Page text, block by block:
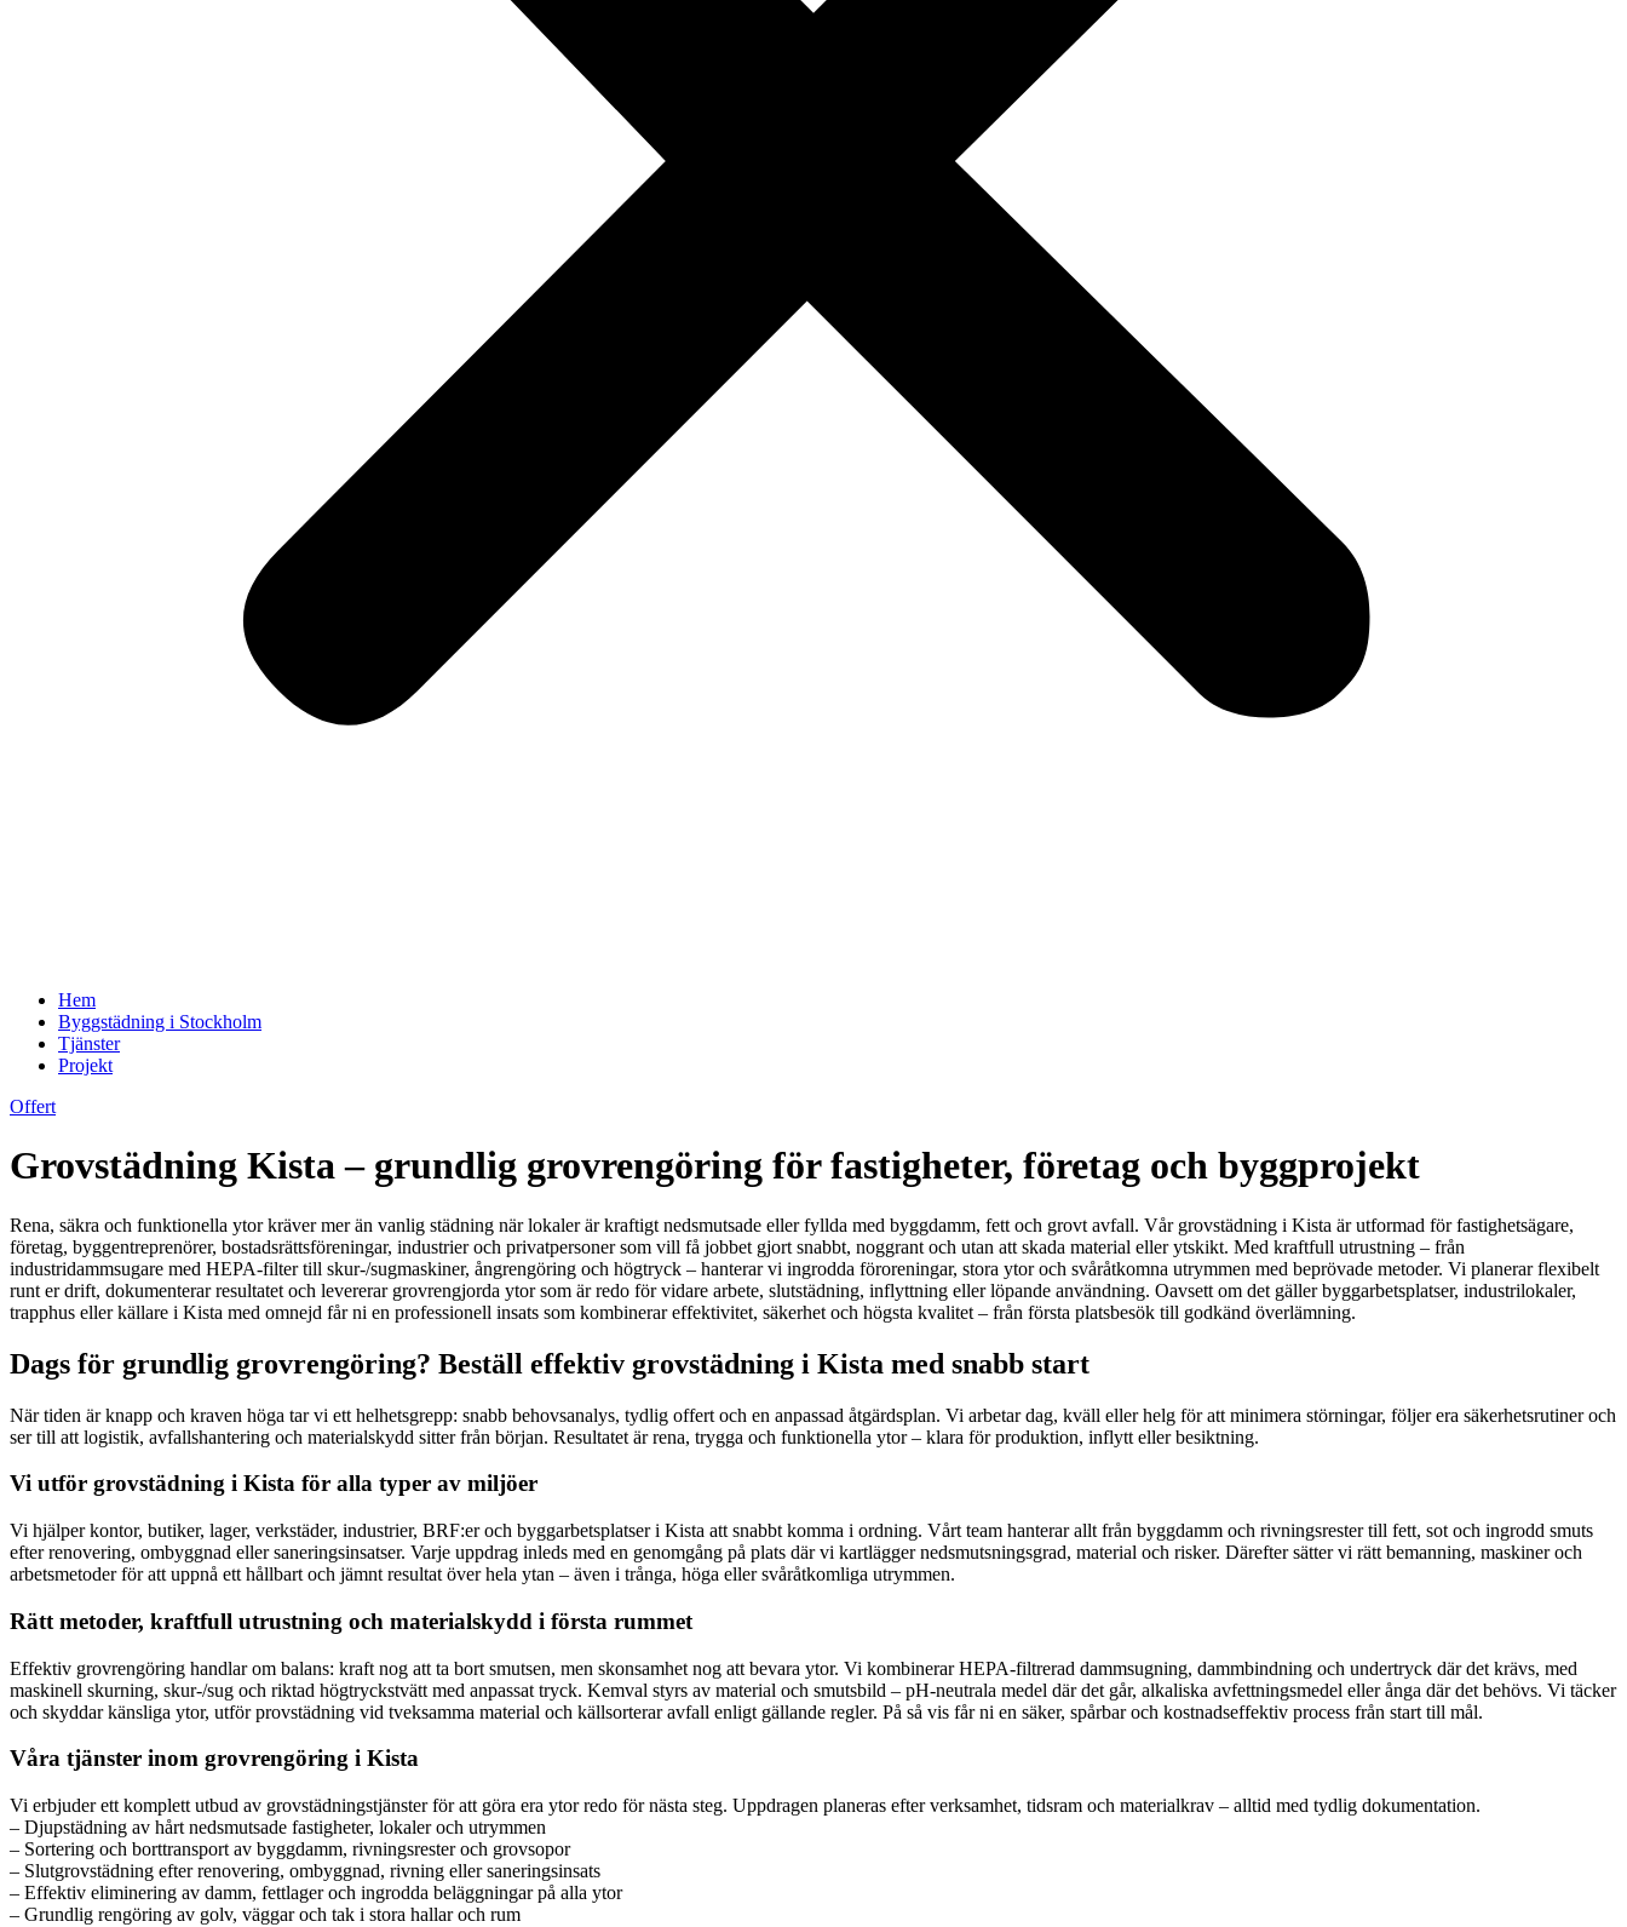
Hem
Byggstädning i Stockholm
Tjänster
Projekt
Offert
Grovstädning Kista – grundlig grovrengöring för fastigheter, företag och byggprojekt
Rena, säkra och funktionella ytor kräver mer än vanlig städning när lokaler är kraftigt nedsmutsade eller fyllda med byggdamm, fett och grovt avfall. Vår grovstädning i Kista är utformad för fastighetsägare,
företag, byggentreprenörer, bostadsrättsföreningar, industrier och privatpersoner som vill få jobbet gjort snabbt, noggrant och utan att skada material eller ytskikt. Med kraftfull utrustning – från
industridammsugare med HEPA-filter till skur-/sugmaskiner, ångrengöring och högtryck – hanterar vi ingrodda föroreningar, stora ytor och svåråtkomna utrymmen med beprövade metoder. Vi planerar flexibelt
runt er drift, dokumenterar resultatet och levererar grovrengjorda ytor som är redo för vidare arbete, slutstädning, inflyttning eller löpande användning. Oavsett om det gäller byggarbetsplatser, industrilokaler,
trapphus eller källare i Kista med omnejd får ni en professionell insats som kombinerar effektivitet, säkerhet och högsta kvalitet – från första platsbesök till godkänd överlämning.
Dags för grundlig grovrengöring? Beställ effektiv grovstädning i Kista med snabb start
När tiden är knapp och kraven höga tar vi ett helhetsgrepp: snabb behovsanalys, tydlig offert och en anpassad åtgärdsplan. Vi arbetar dag, kväll eller helg för att minimera störningar, följer era säkerhetsrutiner och
ser till att logistik, avfallshantering och materialskydd sitter från början. Resultatet är rena, trygga och funktionella ytor – klara för produktion, inflytt eller besiktning.
Vi utför grovstädning i Kista för alla typer av miljöer
Vi hjälper kontor, butiker, lager, verkstäder, industrier, BRF:er och byggarbetsplatser i Kista att snabbt komma i ordning. Vårt team hanterar allt från byggdamm och rivningsrester till fett, sot och ingrodd smuts
efter renovering, ombyggnad eller saneringsinsatser. Varje uppdrag inleds med en genomgång på plats där vi kartlägger nedsmutsningsgrad, material och risker. Därefter sätter vi rätt bemanning, maskiner och
arbetsmetoder för att uppnå ett hållbart och jämnt resultat över hela ytan – även i trånga, höga eller svåråtkomliga utrymmen.
Rätt metoder, kraftfull utrustning och materialskydd i första rummet
Effektiv grovrengöring handlar om balans: kraft nog att ta bort smutsen, men skonsamhet nog att bevara ytor. Vi kombinerar HEPA-filtrerad dammsugning, dammbindning och undertryck där det krävs, med
maskinell skurning, skur-/sug och riktad högtryckstvätt med anpassat tryck. Kemval styrs av material och smutsbild – pH-neutrala medel där det går, alkaliska avfettningsmedel eller ånga där det behövs. Vi täcker
och skyddar känsliga ytor, utför provstädning vid tveksamma material och källsorterar avfall enligt gällande regler. På så vis får ni en säker, spårbar och kostnadseffektiv process från start till mål.
Våra tjänster inom grovrengöring i Kista
Vi erbjuder ett komplett utbud av grovstädningstjänster för att göra era ytor redo för nästa steg. Uppdragen planeras efter verksamhet, tidsram och materialkrav – alltid med tydlig dokumentation.
– Djupstädning av hårt nedsmutsade fastigheter, lokaler och utrymmen
– Sortering och borttransport av byggdamm, rivningsrester och grovsopor
– Slutgrovstädning efter renovering, ombyggnad, rivning eller saneringsinsats
– Effektiv eliminering av damm, fettlager och ingrodda beläggningar på alla ytor
– Grundlig rengöring av golv, väggar och tak i stora hallar och rum